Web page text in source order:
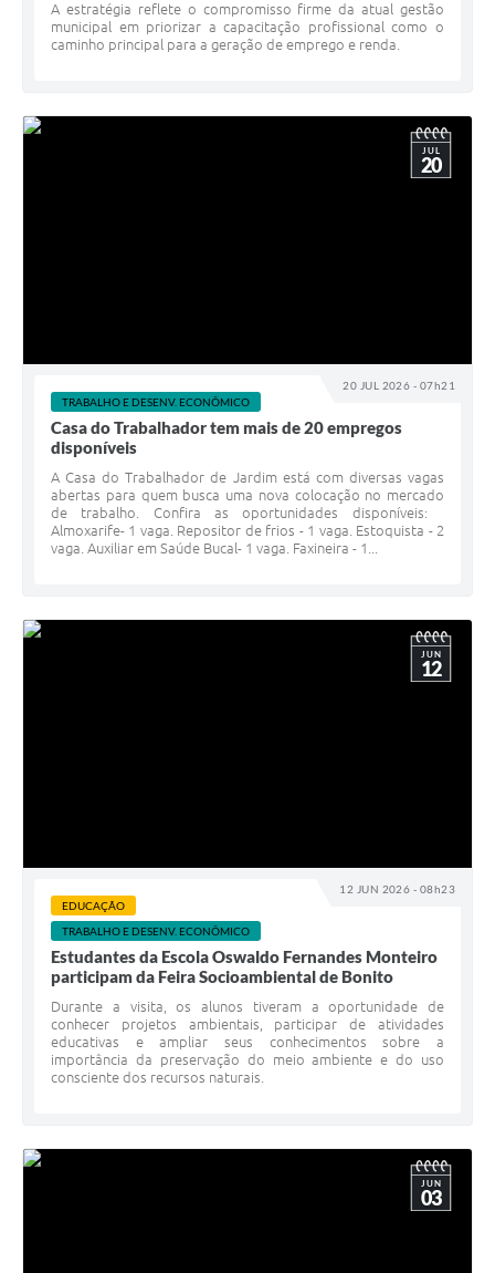
A estratégia reflete o compromisso firme da atual gestão
municipal em priorizar a capacitação profissional como o
caminho principal para a geração de emprego e renda.
20 JUL 2026 - 07h21
JUL
20
TRABALHO E DESENV. ECONÔMICO
Casa do Trabalhador tem mais de 20 empregos
disponíveis
A Casa do Trabalhador de Jardim está com diversas vagas
abertas para quem busca uma nova colocação no mercado
de trabalho. Confira as oportunidades disponíveis:
Almoxarife- 1 vaga. Repositor de frios - 1 vaga. Estoquista - 2
vaga. Auxiliar em Saúde Bucal- 1 vaga. Faxineira - 1...
12 JUN 2026 - 08h23
JUN
12
EDUCAÇÃO
TRABALHO E DESENV. ECONÔMICO
Estudantes da Escola Oswaldo Fernandes Monteiro
participam da Feira Socioambiental de Bonito
Durante a visita, os alunos tiveram a oportunidade de
conhecer projetos ambientais, participar de atividades
educativas e ampliar seus conhecimentos sobre a
importância da preservação do meio ambiente e do uso
consciente dos recursos naturais.
JUN
03